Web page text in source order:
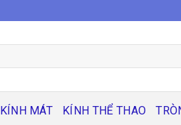
KÍNH MÁT KÍNH THỂ THAO